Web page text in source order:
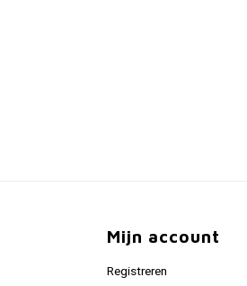
Mijn account
Registreren